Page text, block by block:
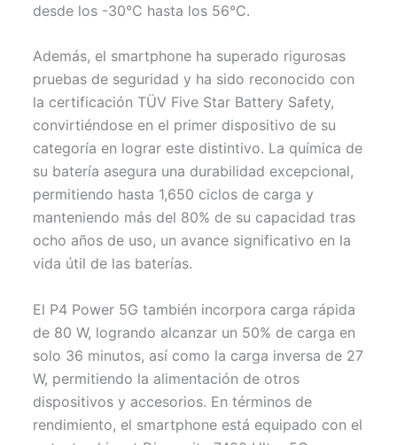
desde los -30°C hasta los 56°C.
Además, el smartphone ha superado rigurosas
pruebas de seguridad y ha sido reconocido con
la certificación TÜV Five Star Battery Safety,
convirtiéndose en el primer dispositivo de su
categoría en lograr este distintivo. La química de
su batería asegura una durabilidad excepcional,
permitiendo hasta 1,650 ciclos de carga y
manteniendo más del 80% de su capacidad tras
ocho años de uso, un avance significativo en la
vida útil de las baterías.
El P4 Power 5G también incorpora carga rápida
de 80 W, logrando alcanzar un 50% de carga en
solo 36 minutos, así como la carga inversa de 27
W, permitiendo la alimentación de otros
dispositivos y accesorios. En términos de
rendimiento, el smartphone está equipado con el